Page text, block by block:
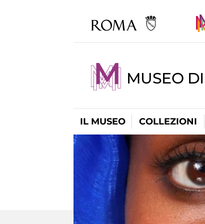
MUSEO
IL MUSEO COLLEZIONI